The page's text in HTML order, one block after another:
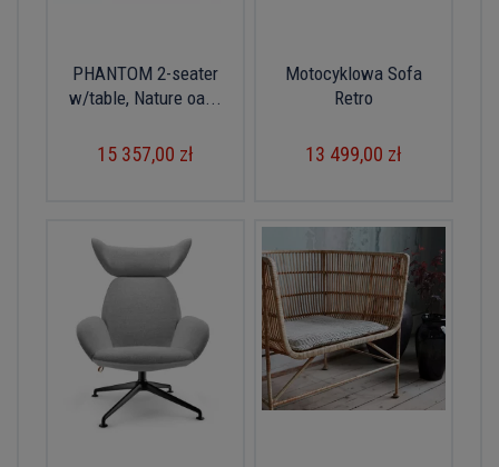
PHANTOM 2-seater
w/table, Nature oa...
15 357,00 zł
Motocyklowa Sofa
Retro
13 499,00 zł